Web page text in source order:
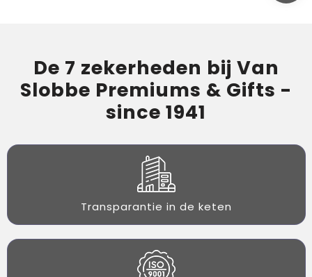
De 7 zekerheden bij Van
Slobbe Premiums & Gifts -
since 1941
Transparantie in de keten